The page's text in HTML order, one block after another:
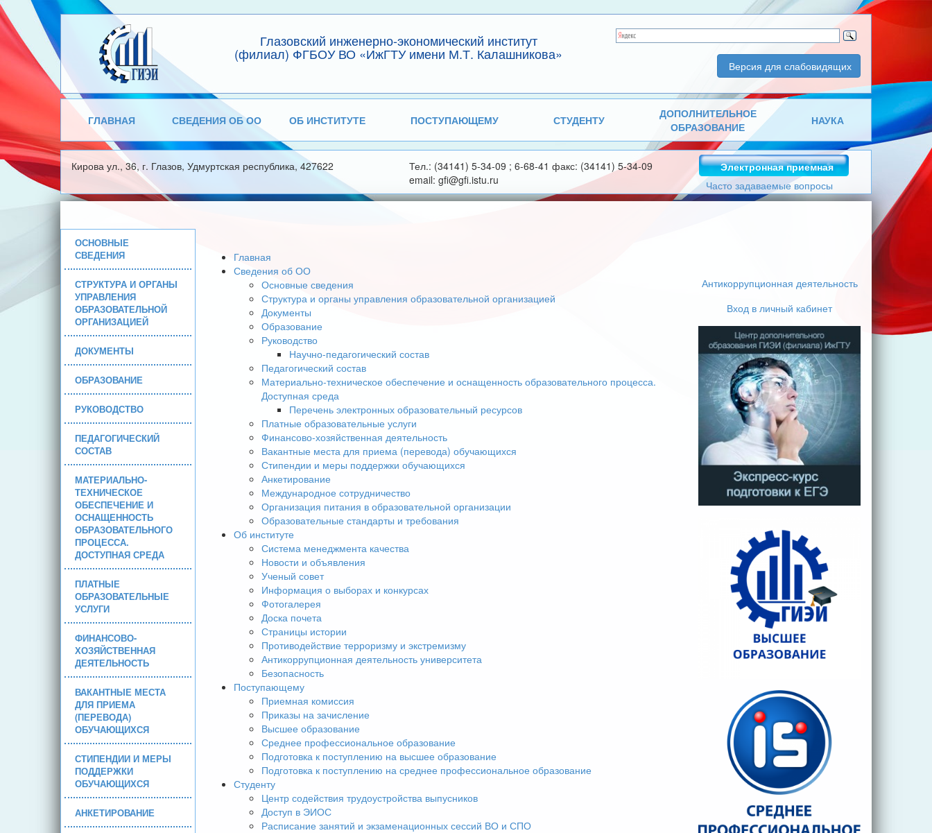
Глазовский инженерно-экономический институт
(филиал) ФГБОУ ВО «ИжГТУ имени М.Т. Калашникова»
Версия для слабовидящих
ГЛАВНАЯ СВЕДЕНИЯ ОБ ОО ОБ ИНСТИТУТЕ ПОСТУПАЮЩЕМУ СТУДЕНТУ
ДОПОЛНИТЕЛЬНОЕ
ОБРАЗОВАНИЕ
НАУКА
Кирова ул., 36, г. Глазов, Удмуртская республика, 427622
Тел.: (34141) 5-34-09 ; 6-68-41 факс: (34141) 5-34-09
email: gfi@gfi.istu.ru
Электронная приемная
Часто задаваемые вопросы
ОСНОВНЫЕ
СВЕДЕНИЯ
СТРУКТУРА И ОРГАНЫ
УПРАВЛЕНИЯ
ОБРАЗОВАТЕЛЬНОЙ
ОРГАНИЗАЦИЕЙ
ДОКУМЕНТЫ
ОБРАЗОВАНИЕ
РУКОВОДСТВО
ПЕДАГОГИЧЕСКИЙ
СОСТАВ
МАТЕРИАЛЬНО-
ТЕХНИЧЕСКОЕ
ОБЕСПЕЧЕНИЕ И
ОСНАЩЕННОСТЬ
ОБРАЗОВАТЕЛЬНОГО
ПРОЦЕССА.
ДОСТУПНАЯ СРЕДА
ПЛАТНЫЕ
ОБРАЗОВАТЕЛЬНЫЕ
УСЛУГИ
ФИНАНСОВО-
ХОЗЯЙСТВЕННАЯ
ДЕЯТЕЛЬНОСТЬ
ВАКАНТНЫЕ МЕСТА
ДЛЯ ПРИЕМА
(ПЕРЕВОДА)
ОБУЧАЮЩИХСЯ
СТИПЕНДИИ И МЕРЫ
ПОДДЕРЖКИ
ОБУЧАЮЩИХСЯ
АНКЕТИРОВАНИЕ
Главная
Сведения об ОО
Основные сведения
Структура и органы управления образовательной организацией
Документы
Образование
Руководство
Научно-педагогический состав
Педагогический состав
Материально-техническое обеспечение и оснащенность образовательного процесса.
Доступная среда
Перечень электронных образовательный ресурсов
Платные образовательные услуги
Финансово-хозяйственная деятельность
Вакантные места для приема (перевода) обучающихся
Стипендии и меры поддержки обучающихся
Анкетирование
Международное сотрудничество
Организация питания в образовательной организации
Образовательные стандарты и требования
Об институте
Система менеджмента качества
Новости и объявления
Ученый совет
Информация о выборах и конкурсах
Фотогалерея
Доска почета
Страницы истории
Противодействие терроризму и экстремизму
Антикоррупционная деятельность университета
Безопасность
Поступающему
Приемная комиссия
Приказы на зачисление
Высшее образование
Среднее профессиональное образование
Подготовка к поступлению на высшее образование
Подготовка к поступлению на среднее профессиональное образование
Студенту
Центр содействия трудоустройства выпусников
Доступ в ЭИОС
Расписание занятий и экзаменационных сессий ВО и СПО
Антикоррупционная деятельность
Вход в личный кабинет